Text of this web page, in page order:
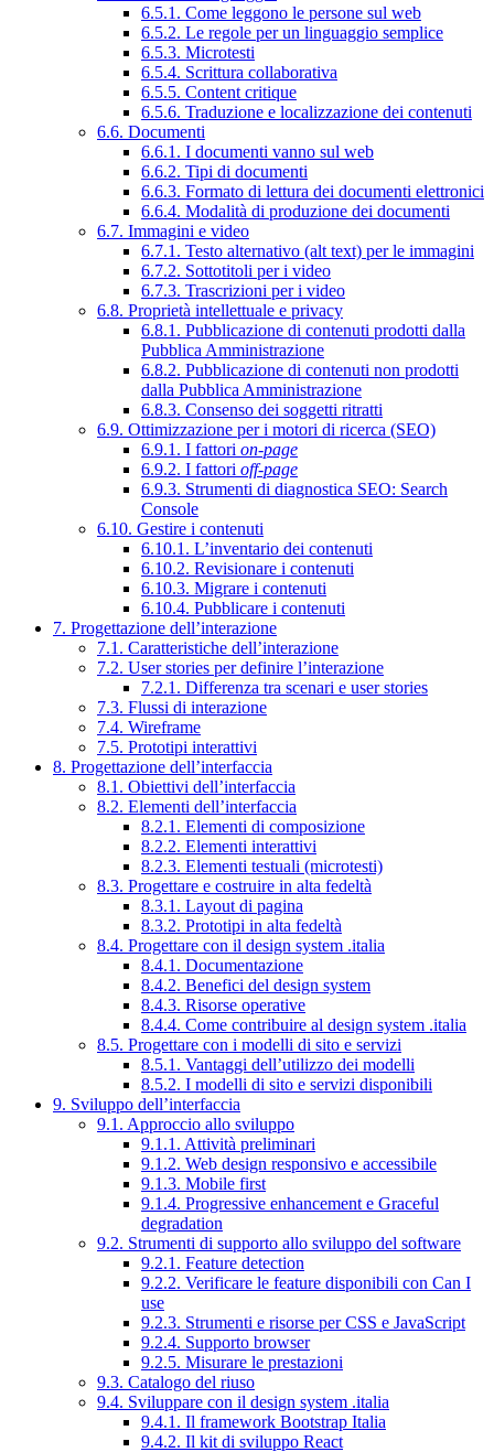
6.5.1. Come leggono le persone sul web
6.5.2. Le regole per un linguaggio semplice
6.5.3. Microtesti
6.5.4. Scrittura collaborativa
6.5.5. Content critique
6.5.6. Traduzione e localizzazione dei contenuti
6.6. Documenti
6.6.1. I documenti vanno sul web
6.6.2. Tipi di documenti
6.6.3. Formato di lettura dei documenti elettronici
6.6.4. Modalità di produzione dei documenti
6.7. Immagini e video
6.7.1. Testo alternativo (alt text) per le immagini
6.7.2. Sottotitoli per i video
6.7.3. Trascrizioni per i video
6.8. Proprietà intellettuale e privacy
6.8.1. Pubblicazione di contenuti prodotti dalla
Pubblica Amministrazione
6.8.2. Pubblicazione di contenuti non prodotti
dalla Pubblica Amministrazione
6.8.3. Consenso dei soggetti ritratti
6.9. Ottimizzazione per i motori di ricerca (SEO)
6.9.1. I fattori on-page
6.9.2. I fattori off-page
6.9.3. Strumenti di diagnostica SEO: Search
Console
6.10. Gestire i contenuti
6.10.1. L’inventario dei contenuti
6.10.2. Revisionare i contenuti
6.10.3. Migrare i contenuti
6.10.4. Pubblicare i contenuti
7. Progettazione dell’interazione
7.1. Caratteristiche dell’interazione
7.2. User stories per definire l’interazione
7.2.1. Differenza tra scenari e user stories
7.3. Flussi di interazione
7.4. Wireframe
7.5. Prototipi interattivi
8. Progettazione dell’interfaccia
8.1. Obiettivi dell’interfaccia
8.2. Elementi dell’interfaccia
8.2.1. Elementi di composizione
8.2.2. Elementi interattivi
8.2.3. Elementi testuali (microtesti)
8.3. Progettare e costruire in alta fedeltà
8.3.1. Layout di pagina
8.3.2. Prototipi in alta fedeltà
8.4. Progettare con il design system .italia
8.4.1. Documentazione
8.4.2. Benefici del design system
8.4.3. Risorse operative
8.4.4. Come contribuire al design system .italia
8.5. Progettare con i modelli di sito e servizi
8.5.1. Vantaggi dell’utilizzo dei modelli
8.5.2. I modelli di sito e servizi disponibili
9. Sviluppo dell’interfaccia
9.1. Approccio allo sviluppo
9.1.1. Attività preliminari
9.1.2. Web design responsivo e accessibile
9.1.3. Mobile first
9.1.4. Progressive enhancement e Graceful
degradation
9.2. Strumenti di supporto allo sviluppo del software
9.2.1. Feature detection
9.2.2. Verificare le feature disponibili con Can I
use
9.2.3. Strumenti e risorse per CSS e JavaScript
9.2.4. Supporto browser
9.2.5. Misurare le prestazioni
9.3. Catalogo del riuso
9.4. Sviluppare con il design system .italia
9.4.1. Il framework Bootstrap Italia
9.4.2. Il kit di sviluppo React